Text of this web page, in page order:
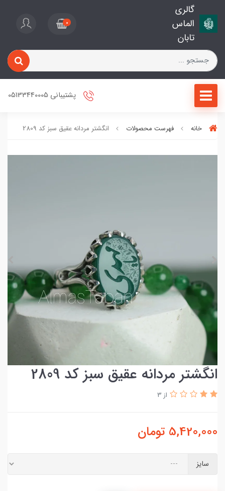
گالری
الماس
تابان
0
پشتیبانی 05133440005
خانه فهرست محصولات انگشتر مردانه عقیق سبز کد 2809
انگشتر مردانه عقیق سبز کد 2809
از 3
5,420,000 تومان
سایز